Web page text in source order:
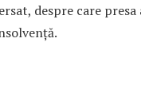
despre care